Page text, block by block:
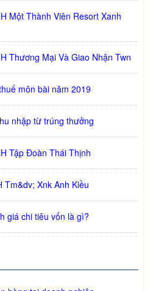
Một Thành Viên Resort Xanh
Thương Mại Và Giao Nhận Twn
môn bài năm 2019
nhập từ trúng thưởng
Tập Đoàn Thái Thịnh
Tm&dv; Xnk Anh Kiều
giá chi tiêu vốn là gì?